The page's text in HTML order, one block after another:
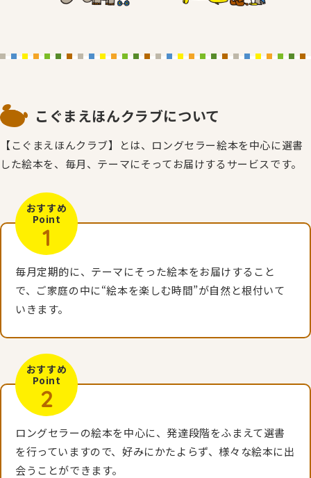
こぐまえほんクラブについて
【こぐまえほんクラブ】とは、ロングセラー絵本を中心に選書
した絵本を、毎月、テーマにそってお届けするサービスです。
おすすめ
Point
1
毎月定期的に、テーマにそった絵本をお届けすること
で、ご家庭の中に“絵本を楽しむ時間”が自然と根付いて
いきます。
おすすめ
Point
2
ロングセラーの絵本を中心に、発達段階をふまえて選書
を行っていますので、好みにかたよらず、様々な絵本に出
会うことができます。